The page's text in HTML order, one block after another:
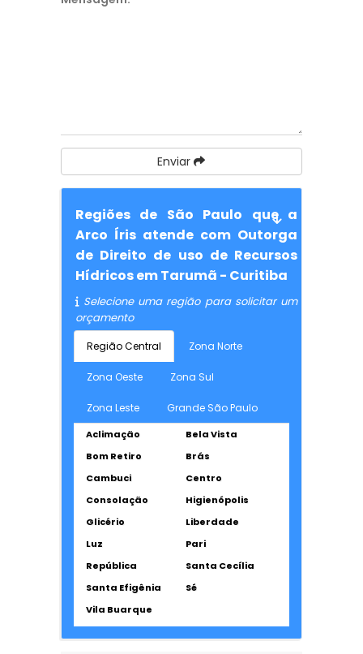
Enviar
Regiões de São Paulo que a
Arco Íris atende com Outorga
de Direito de uso de Recursos
Hídricos em Tarumã - Curitiba
Selecione uma região para solicitar um
orçamento
Região Central Zona Norte
Zona Oeste Zona Sul
Zona Leste Grande São Paulo
Aclimação
Bela Vista
Bom Retiro
Brás
Cambuci
Centro
Consolação
Higienópolis
Glicério
Liberdade
Luz
Pari
República
Santa Cecília
Santa Efigênia
Sé
Vila Buarque